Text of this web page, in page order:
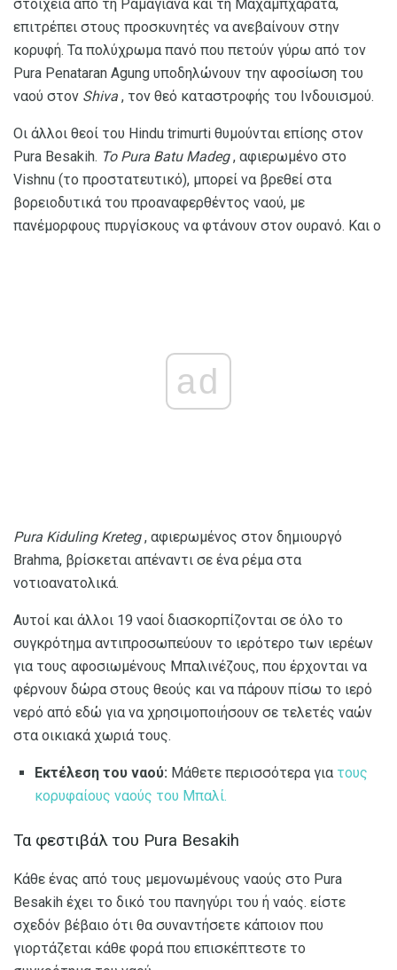
στοιχεία από τη Ραμαγιάνα και τη Μαχαμπχαράτα,
επιτρέπει στους προσκυνητές να ανεβαίνουν στην
κορυφή. Τα πολύχρωμα πανό που πετούν γύρω από τον
Pura Penataran Agung υποδηλώνουν την αφοσίωση του
ναού στον Shiva , τον θεό καταστροφής του Ινδουισμού.
Οι άλλοι θεοί του Hindu trimurti θυμούνται επίσης στον
Pura Besakih. Το Pura Batu Madeg, αφιερωμένο στο
Vishnu (το προστατευτικό), μπορεί να βρεθεί στα
βορειοδυτικά του προαναφερθέντος ναού, με
πανέμορφους πυργίσκους να φτάνουν στον ουρανό. Και ο
ad
Pura Kiduling Kreteg, αφιερωμένος στον δημιουργό
Brahma, βρίσκεται απέναντι σε ένα ρέμα στα
νοτιοανατολικά.
Αυτοί και άλλοι 19 ναοί διασκορπίζονται σε όλο το
συγκρότημα αντιπροσωπεύουν το ιερότερο των ιερέων
για τους αφοσιωμένους Μπαλινέζους, που έρχονται να
φέρνουν δώρα στους θεούς και να πάρουν πίσω το ιερό
νερό από εδώ για να χρησιμοποιήσουν σε τελετές ναών
στα οικιακά χωριά τους.
Εκτέλεση του ναού: Μάθετε περισσότερα για τους
κορυφαίους ναούς του Μπαλί.
Τα φεστιβάλ του Pura Besakih
Κάθε ένας από τους μεμονωμένους ναούς στο Pura
Besakih έχει το δικό του πανηγύρι του ή ναός. είστε
σχεδόν βέβαιο ότι θα συναντήσετε κάποιον που
γιορτάζεται κάθε φορά που επισκέπτεστε το